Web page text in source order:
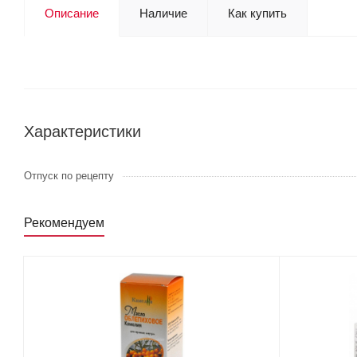
Описание Наличие Как купить
Характеристики
Отпуск по рецепту
Рекомендуем